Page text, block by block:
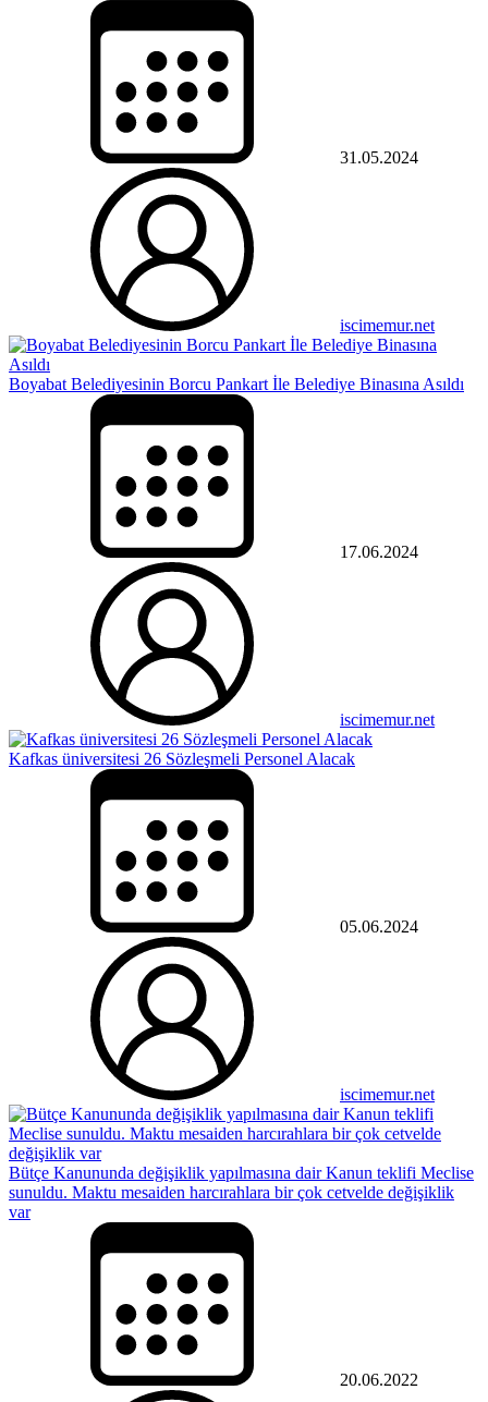
31.05.2024
iscimemur.net
Boyabat Belediyesinin Borcu Pankart İle Belediye Binasına Asıldı
17.06.2024
iscimemur.net
Kafkas üniversitesi 26 Sözleşmeli Personel Alacak
05.06.2024
iscimemur.net
Bütçe Kanununda değişiklik yapılmasına dair Kanun teklifi Meclise
sunuldu. Maktu mesaiden harcırahlara bir çok cetvelde değişiklik
var
20.06.2022